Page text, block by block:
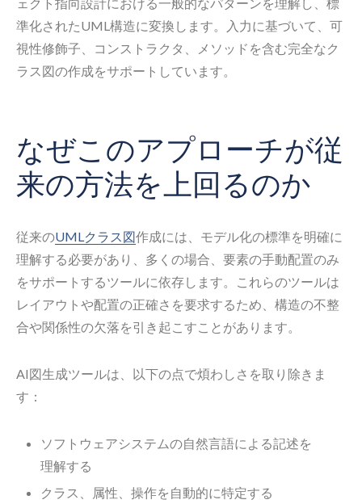
準化されたUML構造に変換します。入力に基づいて、可
視性修飾子、コンストラクタ、メソッドを含む完全なク
ラス図の作成をサポートしています。
なぜこのアプローチが従
来の方法を上回るのか
従来のUMLクラス図作成には、モデル化の標準を明確に
理解する必要があり、多くの場合、要素の手動配置のみ
をサポートするツールに依存します。これらのツールは
レイアウトや配置の正確さを要求するため、構造の不整
合や関係性の欠落を引き起こすことがあります。
AI図生成ツールは、以下の点で煩わしさを取り除きま
す：
ソフトウェアシステムの自然言語による記述を
理解する
クラス、属性、操作を自動的に特定する